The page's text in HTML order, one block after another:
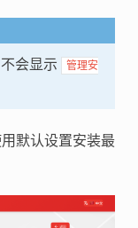
会显示
管理安
用默认设置安装最